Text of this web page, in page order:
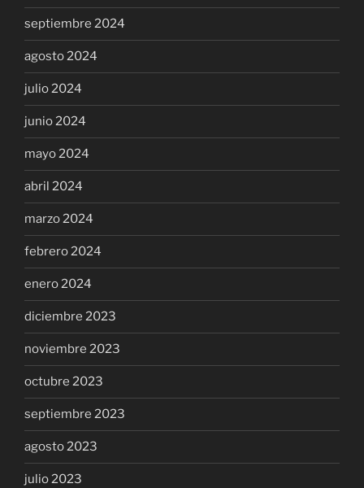
septiembre 2024
agosto 2024
julio 2024
junio 2024
mayo 2024
abril 2024
marzo 2024
febrero 2024
enero 2024
diciembre 2023
noviembre 2023
octubre 2023
septiembre 2023
agosto 2023
julio 2023